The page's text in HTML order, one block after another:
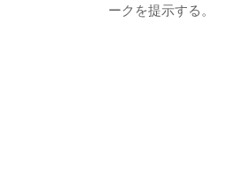
ークを提示する。